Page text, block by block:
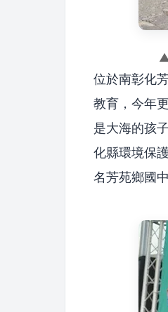
位於南彰化
教育，今年
是大海的孩
化縣環境保
名芳苑鄉國